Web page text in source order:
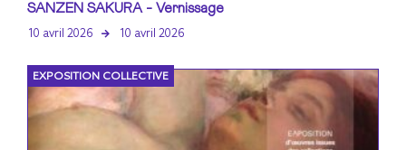
SANZEN SAKURA - Vernissage
10 avril 2026 10 avril 2026
EXPOSITION COLLECTIVE